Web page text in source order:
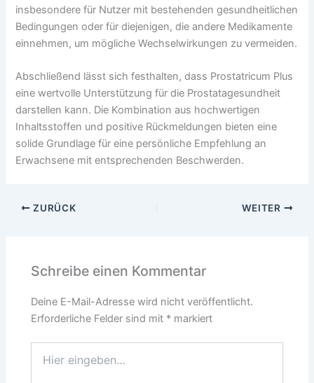
insbesondere für Nutzer mit bestehenden gesundheitlichen
Bedingungen oder für diejenigen, die andere Medikamente
einnehmen, um mögliche Wechselwirkungen zu vermeiden.
Abschließend lässt sich festhalten, dass Prostatricum Plus
eine wertvolle Unterstützung für die Prostatagesundheit
darstellen kann. Die Kombination aus hochwertigen
Inhaltsstoffen und positive Rückmeldungen bieten eine
solide Grundlage für eine persönliche Empfehlung an
Erwachsene mit entsprechenden Beschwerden.
ZURÜCK WEITER
Schreibe einen Kommentar
Deine E-Mail-Adresse wird nicht veröffentlicht.
Erforderliche Felder sind mit * markiert
eingeben…